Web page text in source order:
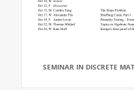
SEMINAR IN DISCRETE